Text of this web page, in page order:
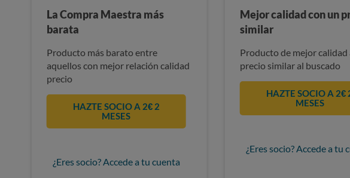
La Compra Maestra más
barata
Producto más barato entre
aquellos con mejor relación calidad
precio
HAZTE SOCIO A 2€ 2
MESES
¿Eres socio? Accede a tu cuenta
Mejor calidad con un
similar
Producto de mejor calidad
precio similar al buscado
HAZTE SOCIO A 2€
MESES
¿Eres socio? Accede a tu